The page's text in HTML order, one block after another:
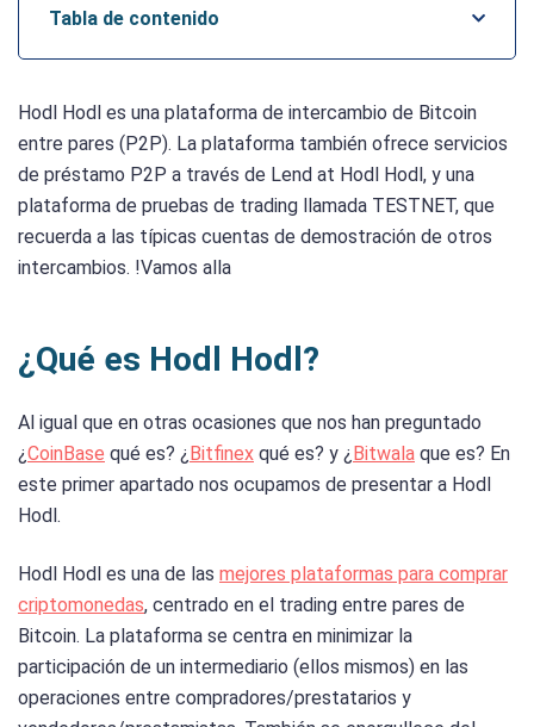
Tabla de contenido
Hodl Hodl es una plataforma de intercambio de Bitcoin
entre pares (P2P). La plataforma también ofrece servicios
de préstamo P2P a través de Lend at Hodl Hodl, y una
plataforma de pruebas de trading llamada TESTNET, que
recuerda a las típicas cuentas de demostración de otros
intercambios. !Vamos alla
¿Qué es Hodl Hodl?
Al igual que en otras ocasiones que nos han preguntado
¿CoinBase qué es? ¿ Bitfinex qué es? y ¿ Bitwala que es? En
este primer apartado nos ocupamos de presentar a Hodl
Hodl.
Hodl Hodl es una de las mejores plataformas para comprar
criptomonedas, centrado en el trading entre pares de
Bitcoin. La plataforma se centra en minimizar la
participación de un intermediario (ellos mismos) en las
operaciones entre compradores/prestatarios y